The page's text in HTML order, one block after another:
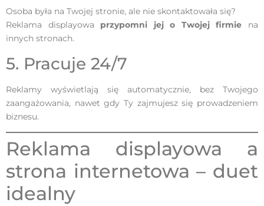
Osoba była na Twojej stronie, ale nie skontaktowała się?
Reklama displayowa przypomni jej o Twojej firmie na
innych stronach.
5. Pracuje 24/7
Reklamy wyświetlają się automatycznie, bez Twojego
zaangażowania, nawet gdy Ty zajmujesz się prowadzeniem
biznesu.
Reklama displayowa a
strona internetowa – duet
idealny